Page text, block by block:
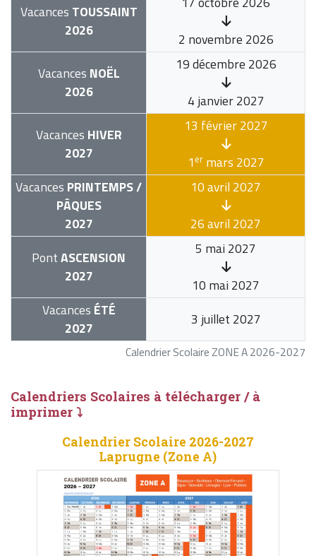
Calendrier Scolaire ZONE A 2026-2027
Vacances TOUSSAINT
2026
2 novembre 2026
Vacances NOËL
2026
19 décembre 2026
4 janvier 2027
Vacances HIVER
2027
13 février 2027
1ermars 2027
Vacances PRINTEMPS /
PÂQUES
2027
10 avril 2027
26 avril 2027
PontASCENSION
2027
5 mai 2027
10 mai 2027
Vacances ÉTÉ
2027
3 juillet 2027
Calendriers Scolaires à télécharger / à
imprimer ⤵
Calendrier Scolaire 2026-2027
Laprugne (Zone A)